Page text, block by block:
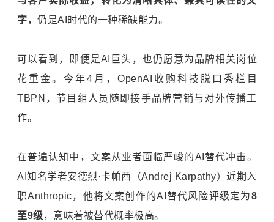
字，仍是AI时代的一种稀缺能力。
可以看到，即便是AI巨头，也仍愿意为品牌相关岗位
花重金。今年4月， OpenAI 收购科技脱口秀栏目
TBPN，节目组人员随即接手品牌营销与对外传播工
作。
在普遍认知中，文案从业者面临严峻的AI替代冲击。
AI知名学者安德烈·卡帕西（Andrej Karpathy）近期入
职Anthropic，他将文案创作的AI替代风险评级定为8
至9级，意味着被替代概率极高。